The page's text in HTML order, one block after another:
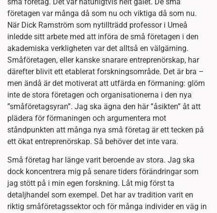
företagen var många då som nu och viktiga då som nu.
När Dick Ramström som nytillträdd professor i Umeå
inledde sitt arbete med att införa de små företagen i den
akademiska verkligheten var det alltså en välgärning.
Småföretagen, eller kanske snarare entreprenörskap, har
därefter blivit ett etablerat forskningsområde. Det är bra –
men ändå är det motiverat att utfärda en förmaning: glöm
inte de stora företagen och organisationerna i den nya
”småföretagsyran”. Jag ska ägna den här ”åsikten” åt att
plädera för förmaningen och argumentera mot
ståndpunkten att många nya små företag är ett tecken på
ett ökat entreprenörskap. Så behöver det inte vara.
Små företag har länge varit beroende av stora. Jag ska
dock koncentrera mig på senare tiders förändringar som
jag stött på i min egen forskning. Låt mig först ta
detaljhandel som exempel. Det har av tradition varit en
riktig småföretagssektor och för många individer en väg in